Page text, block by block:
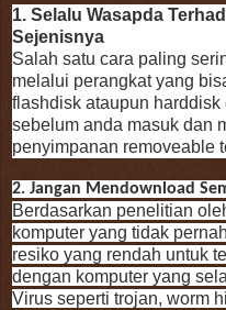
1. Selalu Wasapda
Sejenisnya
Salah satu cara paling
melalui perangkat yang
flashdisk ataupun harddisk
sebelum anda masuk dan
penyimpanan removeable
2. Jangan Mendownload
Berdasarkan penelitian
komputer yang tidak
resiko yang rendah untuk
dengan komputer yang
Virus seperti trojan, worm